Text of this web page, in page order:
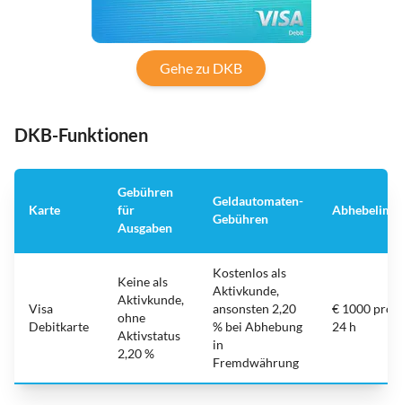
Gehe zu DKB
DKB-Funktionen
Karte
Gebühren
für
Ausgaben
Geldautomaten-
Gebühren
Abhebelimit
Visa
Debitkarte
Keine als
Aktivkunde,
ohne
Aktivstatus
2,20 %
Kostenlos als
Aktivkunde,
ansonsten 2,20
% bei Abhebung
in
Fremdwährung
€ 1000 pro
24 h